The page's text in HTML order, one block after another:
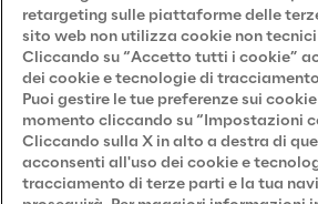
Accessibilità
Careers
Contacts
retargeting sulle piattaforme delle
sito web non utilizza cookie non
Cliccando su “Accetto tutti i cookie”
dei cookie e tecnologie di
Puoi gestire le tue preferenze sui
momento cliccando su “Impostazioni
Cliccando sulla X in alto a destra di
acconsenti all'uso dei cookie e
tracciamento di terze parti e la tua